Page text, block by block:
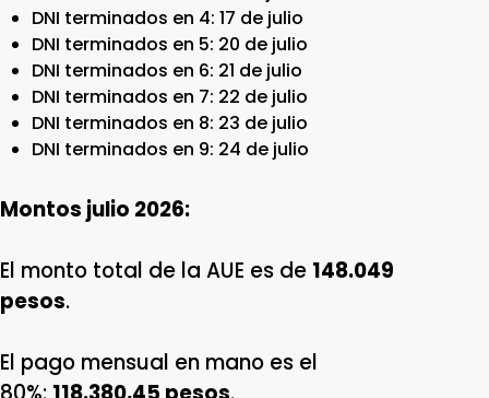
DNI terminados en 4: 17 de julio
DNI terminados en 5: 20 de julio
DNI terminados en 6: 21 de julio
DNI terminados en 7: 22 de julio
DNI terminados en 8: 23 de julio
DNI terminados en 9: 24 de julio
Montos julio 2026:
El monto total de la AUE es de 148.049
pesos.
El pago mensual en mano es el